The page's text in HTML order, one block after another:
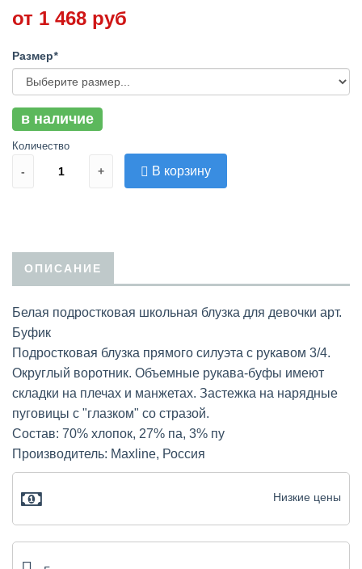
от 1 468 руб
Размер*
в наличие
Количество
- + В корзину
ОПИСАНИЕ
Белая подростковая школьная блузка для девочки арт.
Буфик
Подростковая блузка прямого силуэта с рукавом 3/4.
Округлый воротник. Объемные рукава-буфы имеют
складки на плечах и манжетах. Застежка на нарядные
пуговицы с "глазком" со стразой.
Состав: 70% хлопок, 27% па, 3% пу
Производитель: Maxline, Россия
Низкие цены